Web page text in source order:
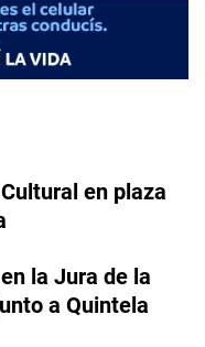
en plaza
la Jura de la
a Quintela